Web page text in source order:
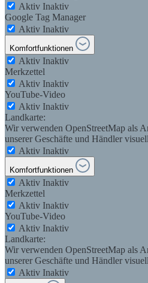
Aktiv Inaktiv
Google Tag Manager
Aktiv Inaktiv
Komfortfunktionen
Aktiv Inaktiv
Merkzettel
Aktiv Inaktiv
YouTube-Video
Aktiv Inaktiv
Landkarte:
Wir verwenden OpenStreetMap als
unserer Geschäfte und Händler
Aktiv Inaktiv
Komfortfunktionen
Aktiv Inaktiv
Merkzettel
Aktiv Inaktiv
YouTube-Video
Aktiv Inaktiv
Landkarte:
Wir verwenden OpenStreetMap als
unserer Geschäfte und Händler
Aktiv Inaktiv